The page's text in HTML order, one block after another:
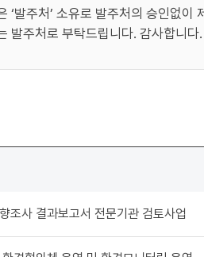
‘발주처’ 소유로 발주처의 승인없
발주처로 부탁드립니다. 감사합니다.
조사 결과보고서 전문기관 검토사업